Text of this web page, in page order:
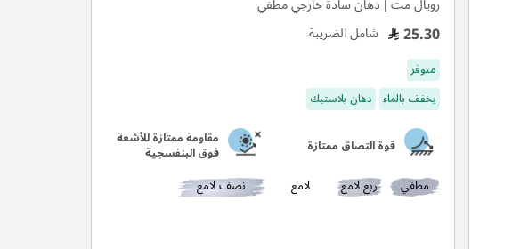
25.30 شامل الضريبة
متوفر
يخفف بالماء دهان بلاستيك
قوة التصاق ممتازة مقاومة ممتازة للأشعة
فوق البنفسجية
مطفي ربع لامع لامع نصف لامع